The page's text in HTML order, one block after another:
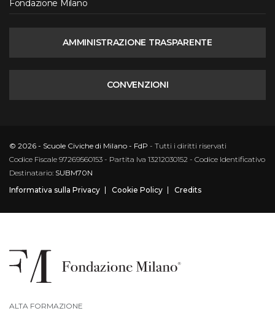
Fondazione Milano
AMMINISTRAZIONE TRASPARENTE
CONVENZIONI
© 2026 - Scuole Civiche di Milano - FdP - Tutti i diritti riservati
Codice Fiscale 97269560153 - Partita Iva 13212030152 - Codice Identificativo
Destinatario: SUBM70N
Informativa sulla Privacy
Cookie Policy Credits
ALTA FORMAZIONE